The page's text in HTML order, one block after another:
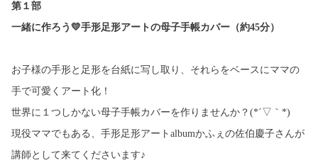
第１部
一緒に作ろう 💛手形足形アートの母子手帳カバー（約45分）
お子様の手形と足形を台紙に写し取り、それらをベースにママの
手で可愛くアート化！
世界に１つしかない母子手帳カバーを作りませんか？ (*´▽｀ *)
現役ママでもある、手形足形アート albumかふぇの佐伯慶子さんが
講師として来てくださいます♪